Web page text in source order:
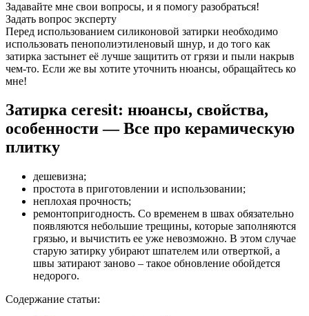
Задавайте мне свои вопросы, и я помогу разобраться!
Задать вопрос эксперту
Перед использованием силиконовой затирки необходимо
использовать пенополиэтиленовый шнур, и до того как
затирка застынет её лучше защитить от грязи и пыли накрыв
чем-то. Если же вы хотите уточнить нюансы, обращайтесь ко
мне!
Затирка ceresit: нюансы, свойства,
особенности — Все про керамическую
плитку
дешевизна;
простота в приготовлении и использовании;
неплохая прочность;
ремонтопригодность. Со временем в швах обязательно
появляются небольшие трещины, которые заполняются
грязью, и вычистить ее уже невозможно. В этом случае
старую затирку убирают шпателем или отверткой, а
швы затирают заново – такое обновление обойдется
недорого.
Содержание статьи: